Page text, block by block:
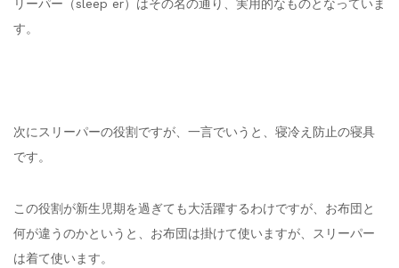
リーパー（sleep er）はその名の通り、実用的なものとなっていま
す。
次にスリーパーの役割ですが、一言でいうと、寝冷え防止の寝具
です。
この役割が新生児期を過ぎても大活躍するわけですが、お布団と
何が違うのかというと、お布団は掛けて使いますが、スリーパー
は着て使います。